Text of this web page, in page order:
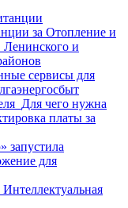
за Отопление и
и
сервисы для
чего нужна
платы за
запустила
для